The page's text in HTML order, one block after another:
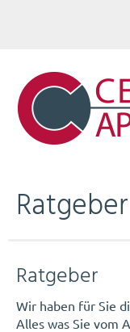
Ratgeber
Ratgeber
Wir haben für Sie
Alles was Sie vom